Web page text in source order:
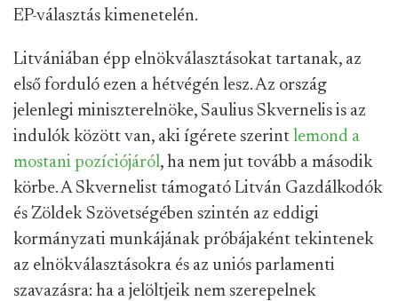
EP-választás kimenetelén.
Litvániában épp elnökválasztásokat tartanak, az
első forduló ezen a hétvégén lesz. Az ország
jelenlegi miniszterelnöke, Saulius Skvernelis is az
indulók között van, aki ígérete szerint lemond a
mostani pozíciójáról, ha nem jut tovább a második
körbe. A Skvernelist támogató Litván Gazdálkodók
és Zöldek Szövetségében szintén az eddigi
kormányzati munkájának próbájaként tekintenek
az elnökválasztásokra és az uniós parlamenti
szavazásra: ha a jelöltjeik nem szerepelnek